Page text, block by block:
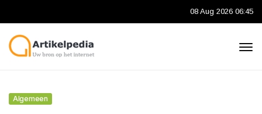
08 Aug 2026 06:45
Algemeen